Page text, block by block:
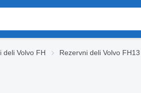
deli Volvo FH Rezervni deli Volvo FH13